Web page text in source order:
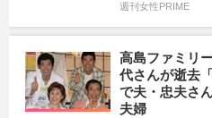
週刊女性PRIME
高島ファミリ
代さんが逝去
で夫・忠夫さ
夫婦